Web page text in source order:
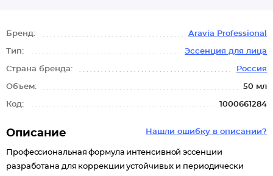
Бренд: Aravia Professional
Тип: Эссенция для лица
Страна бренда: Россия
Объем: 50 мл
Код: 1000661284
Нашли ошибку в описании?
Описание
Профессиональная формула интенсивной эссенции
разработана для коррекции устойчивых и периодически